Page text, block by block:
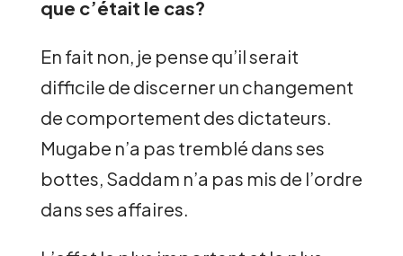
que c’était le cas?
En fait non, je pense qu’il serait
difficile de discerner un changement
de comportement des dictateurs.
Mugabe n’a pas tremblé dans ses
bottes, Saddam n’a pas mis de l’ordre
dans ses affaires.